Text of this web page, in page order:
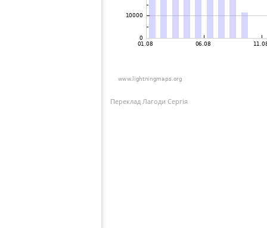
Переклад Лагоди Сергія